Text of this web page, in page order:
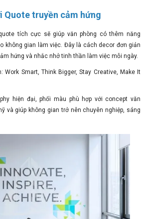
Quote truyền cảm hứng
tích cực sẽ giúp văn phòng có thêm năng
không gian làm việc. Đây là cách decor đơn giản
hứng và nhắc nhở tinh thần làm việc mỗi ngày.
Work Smart, Think Bigger, Stay Creative, Make It
hiện đại, phối màu phù hợp với concept văn
và giúp không gian trở nên chuyên nghiệp, sáng